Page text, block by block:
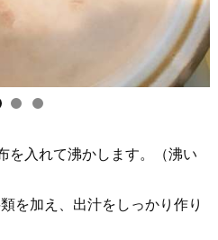
入れて沸かします。（沸い
を加え、出汁をしっかり作り